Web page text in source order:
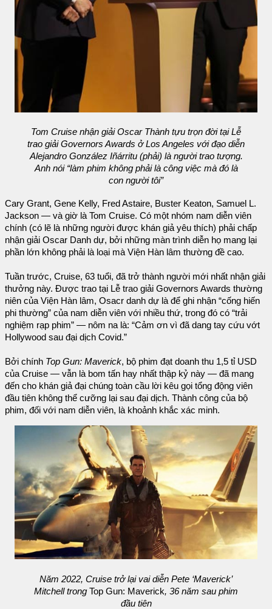
Tom Cruise nhận giải Oscar Thành tựu trọn đời tại Lễ
trao giải Governors Awards ở Los Angeles với đạo diễn
Alejandro González Iñárritu (phải) là người trao tượng.
Anh nói “làm phim không phải là công việc mà đó là
con người tôi”
Cary Grant, Gene Kelly, Fred Astaire, Buster Keaton, Samuel L.
Jackson — và giờ là Tom Cruise. Có một nhóm nam diễn viên
chính (có lẽ là những người được khán giả yêu thích) phải chấp
nhận giải Oscar Danh dự, bởi những màn trình diễn họ mang lại
phần lớn không phải là loại mà Viện Hàn lâm thường đề cao.
Tuần trước, Cruise, 63 tuổi, đã trở thành người mới nhất nhận giải
thưởng này. Được trao tại Lễ trao giải Governors Awards thường
niên của Viện Hàn lâm, Osacr danh dự là để ghi nhận “cống hiến
phi thường” của nam diễn viên với nhiều thứ, trong đó có “trải
nghiệm rạp phim” — nôm na là: “Cảm ơn vì đã dang tay cứu vớt
Hollywood sau đại dịch Covid.”
Bởi chính Top Gun: Maverick, bộ phim đạt doanh thu 1,5 tỉ USD
của Cruise — vẫn là bom tấn hay nhất thập kỷ này — đã mang
đến cho khán giả đại chúng toàn cầu lời kêu gọi tổng động viên
đầu tiên không thể cưỡng lại sau đại dịch. Thành công của bộ
phim, đối với nam diễn viên, là khoảnh khắc xác minh.
Năm 2022, Cruise trở lại vai diễn Pete ‘Maverick’
Mitchell trong Top Gun: Maverick, 36 năm sau phim
đầu tiên